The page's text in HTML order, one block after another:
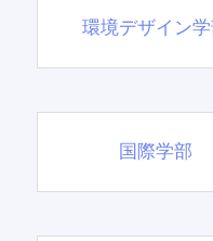
環境デザイン
国際学部